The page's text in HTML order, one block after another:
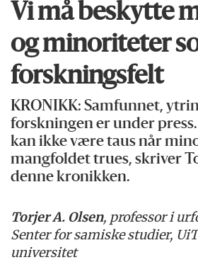
Vi må beskytte
og minoriteter
forskningsfelt
KRONIKK: Samfunnet,
forskningen er under
kan ikke være taus når
mangfoldet trues, skriver
denne kronikken.
Torjer A. Olsen, professor i
Senter for samiske studier,
universitet